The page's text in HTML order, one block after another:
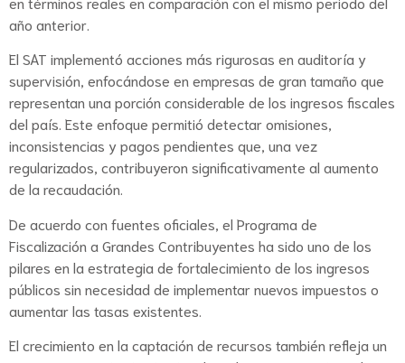
año anterior.
El SAT implementó acciones más rigurosas en auditoría y
supervisión, enfocándose en empresas de gran tamaño que
representan una porción considerable de los ingresos fiscales
del país. Este enfoque permitió detectar omisiones,
inconsistencias y pagos pendientes que, una vez
regularizados, contribuyeron significativamente al aumento
de la recaudación.
De acuerdo con fuentes oficiales, el Programa de
Fiscalización a Grandes Contribuyentes ha sido uno de los
pilares en la estrategia de fortalecimiento de los ingresos
públicos sin necesidad de implementar nuevos impuestos o
aumentar las tasas existentes.
El crecimiento en la captación de recursos también refleja un